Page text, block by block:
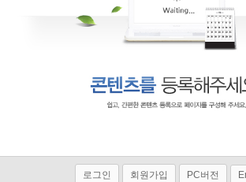
로그인 회원가입 PC버전